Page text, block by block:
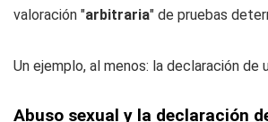
valoración "arbitraria" de pruebas
Un ejemplo, al menos: la declaración de
Abuso sexual y la declaración